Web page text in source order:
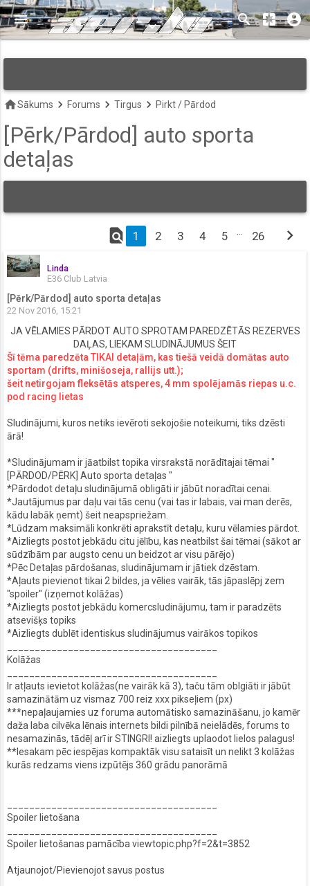
keyboard_arrow_down
menu search pages account_circle
homeSākums keyboard_arrow_right Forums keyboard_arrow_right Tirgus keyboard_arrow_right Pirkt / Pārdod
[Pērk/Pārdod] auto sporta
detaļas
find_in_page 1 2 3 4 5 26 chevron_right
Linda
E36 Club Latvia
[Pērk/Pārdod] auto sporta detaļas
22 Nov 2016, 15:21
JA VĒLAMIES PĀRDOT AUTO SPROTAM PAREDZĒTĀS REZERVES
DAĻAS, LIEKAM SLUDINĀJUMUS ŠEIT
Šī tēma paredzēta TIKAI detaļām, kas tiešā veidā domātas auto
sportam (drifts, minišoseja, rallijs utt.);
šeit netirgojam fleksētās atsperes, 4 mm spolējamās riepas u.c.
pod racing lietas
Sludinājumi, kuros netiks ievēroti sekojošie noteikumi, tiks dzēsti
ārā!
*Sludinājumam ir jāatbilst topika virsrakstā norādītajai tēmai "
[PĀRDOD/PĒRK] Auto sporta detaļas "
*Pārdodot detaļu sludinājumā obligāti ir jābūt noradītai cenai.
*Jautājumus par daļu vai tās cenu (vai tas ir labais, vai man derēs,
kādu labāk ņemt) šeit neapspriežam.
*Lūdzam maksimāli konkrēti aprakstīt detaļu, kuru vēlamies pārdot.
*Aizliegts postot jebkādu citu jēlību, kas neatbilst šai tēmai (sākot ar
sūdzībām par augsto cenu un beidzot ar visu pārējo)
*Pēc Detaļas pārdošanas, sludinājumam ir jātiek dzēstam.
*Aļauts pievienot tikai 2 bildes, ja vēlies vairāk, tās jāpaslēpj zem
"spoiler" (izņemot kolāžas)
*Aizliegts postot jebkādu komercsludinājumu, tam ir paradzēts
atsevišķs topiks
*Aizliegts dublēt identiskus sludinājumus vairākos topikos
Kolāžas
Ir atļauts ievietot kolāžas(ne vairāk kā 3), taču tām oblgiāti ir jābūt
samazinātām uz vismaz 700 reiz xxx pikseļiem (px)
***nepaļaujamies uz foruma automātisko samazināšanu, jo kamēr
daža laba cilvēka lēnais internets bildi pilnībā neielādēs, forums to
nesamazinās, tādēļ arī ir STINGRI! aizliegts uplaodot lielos palagus!
**Iesakam pēc iespējas kompaktāk visu sataisīt un nelikt 3 kolāžas
kurās redzams viens izpūtējs 360 grādu panorāmā
Spoiler lietošana
Spoiler lietošanas pamācība viewtopic.php?f=2&t=3852
Atjaunojot/Pievienojot savus postus